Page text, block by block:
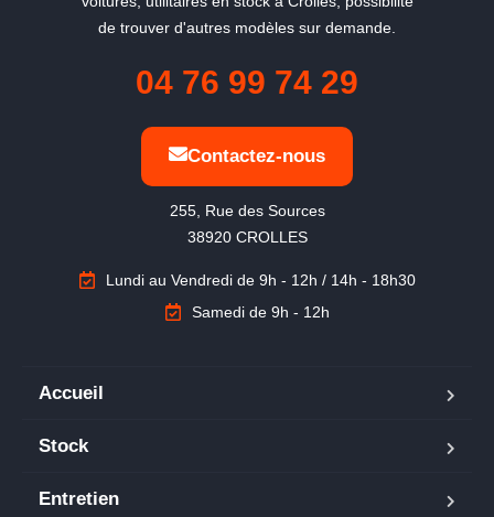
de trouver d'autres modèles sur demande.
04 76 99 74 29
Contactez-nous
255, Rue des Sources
38920 CROLLES
Lundi au Vendredi de 9h - 12h / 14h - 18h30
Samedi de 9h - 12h
Accueil
Stock
Entretien